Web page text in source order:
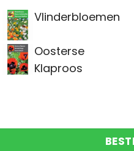
Vlinderbloemen
Oosterse
Klaproos
aantal